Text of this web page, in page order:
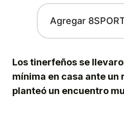
Agregar
Los tinerfeños se
mínima en casa ante
planteó un encuentro